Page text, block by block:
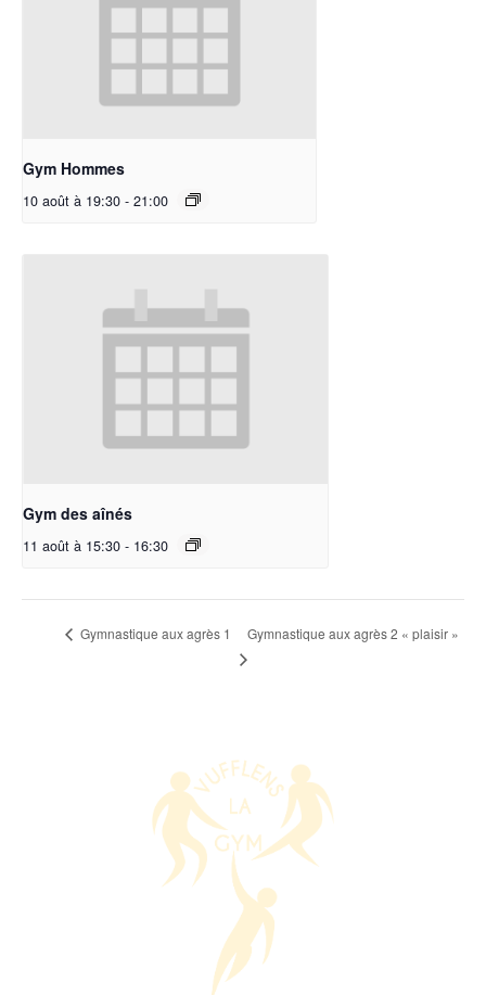
Gym Hommes
10 août à 19:30 - 21:00
Gym des aînés
11 août à 15:30 - 16:30
Gymnastique aux agrès 1 Gymnastique aux agrès 2 « plaisir »